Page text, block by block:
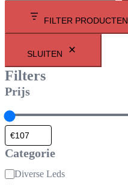
FILTER PRODUCTEN
SLUITEN
Filters
Prijs
Categorie
Categorie
Diverse Leds